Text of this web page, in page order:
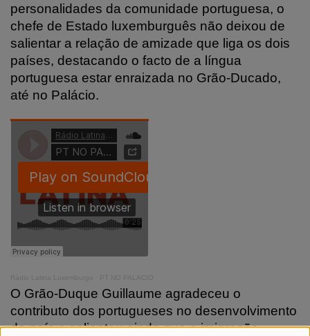
personalidades da comunidade portuguesa, o
chefe de Estado luxemburguês não deixou de
salientar a relação de amizade que liga os dois
países, destacando o facto de a língua
portuguesa estar enraizada no Grão-Ducado,
até no Palácio.
Rádio Latina Luxemburgo PT NO PALACIO
O Grão-Duque Guillaume agradeceu o
contributo dos portugueses no desenvolvimento
do país e salientou ainda que a imigração